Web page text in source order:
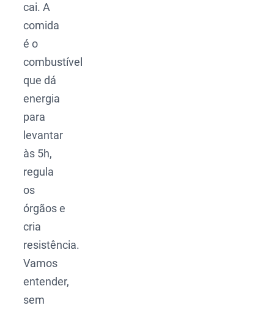
cai. A
comida
é o
combustível
que dá
energia
para
levantar
às 5h,
regula
os
órgãos e
cria
resistência.
Vamos
entender,
sem